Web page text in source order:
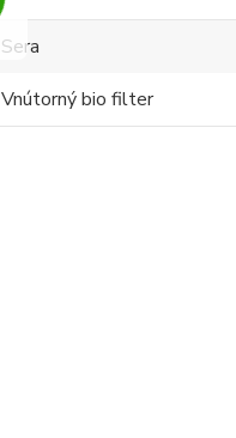
Sera
Vnútorný bio filter